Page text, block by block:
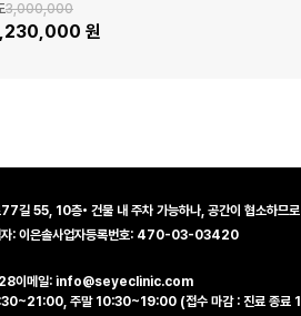
3,000,000
원
77길 55, 10층• 건물 내 주차 가능하나, 공간이 협소하므
: 이은솔사업자등록번호: 470-03-03420
이메일: info@seyeclinic.com
주말 10:30~19:00 (접수 마감 : 진료 종료 1